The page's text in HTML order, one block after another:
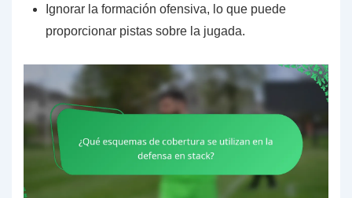
Ignorar la formación ofensiva, lo que puede
proporcionar pistas sobre la jugada.